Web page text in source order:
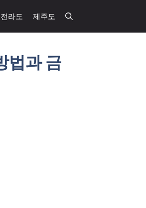
전라도 제주도
법과 금